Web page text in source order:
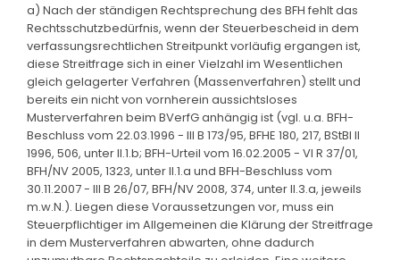
a) Nach der ständigen Rechtsprechung des BFH fehlt das
Rechtsschutzbedürfnis, wenn der Steuerbescheid in dem
verfassungsrechtlichen Streitpunkt vorläufig ergangen ist,
diese Streitfrage sich in einer Vielzahl im Wesentlichen
gleich gelagerter Verfahren (Massenverfahren) stellt und
bereits ein nicht von vornherein aussichtsloses
Musterverfahren beim BVerfG anhängig ist (vgl. u.a. BFH-
Beschluss vom 22.03.1996 - III B 173/95, BFHE 180, 217, BStBl II
1996, 506, unter II.1.b; BFH-Urteil vom 16.02.2005 - VI R 37/01,
BFH/NV 2005, 1323, unter II.1.a und BFH-Beschluss vom
30.11.2007 - III B 26/07, BFH/NV 2008, 374, unter II.3.a, jeweils
m.w.N.). Liegen diese Voraussetzungen vor, muss ein
Steuerpflichtiger im Allgemeinen die Klärung der Streitfrage
in dem Musterverfahren abwarten, ohne dadurch